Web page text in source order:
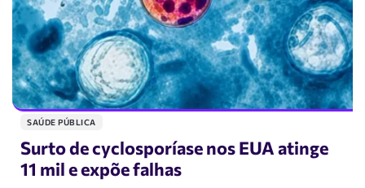
SAÚDE PÚBLICA
Surto de cyclosporíase nos EUA atinge
11 mil e expõe falhas